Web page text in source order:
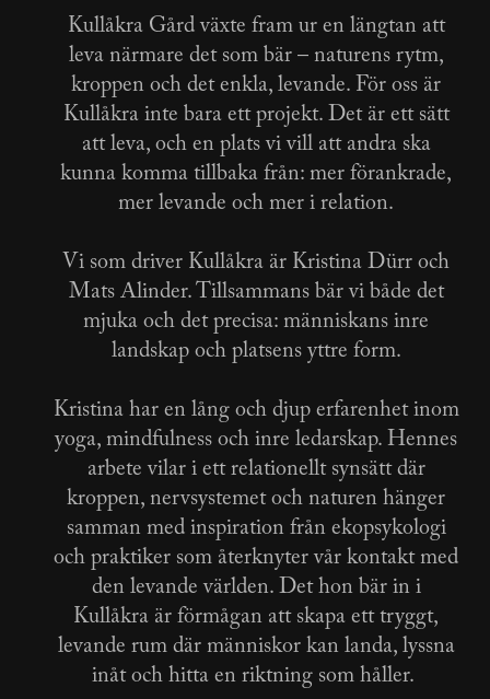
Kullåkra Gård växte fram ur en längtan att
leva närmare det som bär – naturens rytm,
kroppen och det enkla, levande. För oss är
Kullåkra inte bara ett projekt. Det är ett sätt
att leva, och en plats vi vill att andra ska
kunna komma tillbaka från: mer förankrade,
mer levande och mer i relation.
Vi som driver Kullåkra är Kristina Dürr och
Mats Alinder. Tillsammans bär vi både det
mjuka och det precisa: människans inre
landskap och platsens yttre form.
Kristina har en lång och djup erfarenhet inom
yoga, mindfulness och inre ledarskap. Hennes
arbete vilar i ett relationellt synsätt där
kroppen, nervsystemet och naturen hänger
samman med inspiration från ekopsykologi
och praktiker som återknyter vår kontakt med
den levande världen. Det hon bär in i
Kullåkra är förmågan att skapa ett tryggt,
levande rum där människor kan landa, lyssna
inåt och hitta en riktning som håller.